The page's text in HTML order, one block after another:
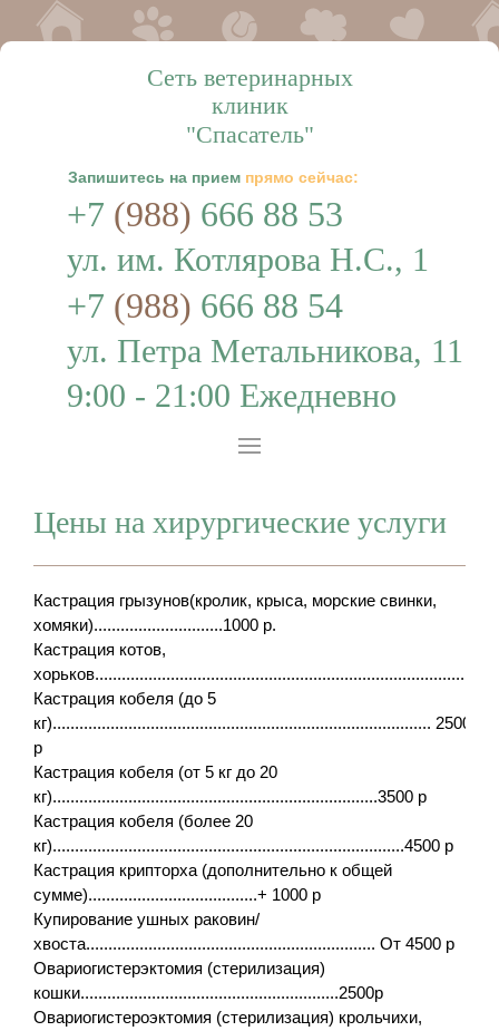
Сеть ветеринарных
клиник
"Спасатель"
Запишитесь на прием прямо сейчас:
+7 (988) 666 88 53
ул. им. Котлярова Н.С., 1
+7 (988) 666 88 54
ул. Петра Метальникова, 11
9:00 - 21:00 Ежедневно
Цены на хирургические услуги
Кастрация грызунов(кролик, крыса, морские свинки,
хомяки).............................1000 р.
Кастрация котов,
Кастрация кобеля (до 5
кг)..................................................................................... 2500
р
Кастрация кобеля (от 5 кг до 20
кг).........................................................................3500 р
Кастрация кобеля (более 20
кг)...............................................................................4500 р
Кастрация крипторха (дополнительно к общей
сумме)......................................+ 1000 р
Купирование ушных раковин/
хвоста................................................................. От 4500 р
Овариогистерэктомия (стерилизация)
кошки..........................................................2500р
Овариогистероэктомия (стерилизация) крольчихи,